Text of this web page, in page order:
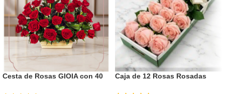
Cesta de Rosas GIOIA con 40
Caja de 12 Rosas Rosadas